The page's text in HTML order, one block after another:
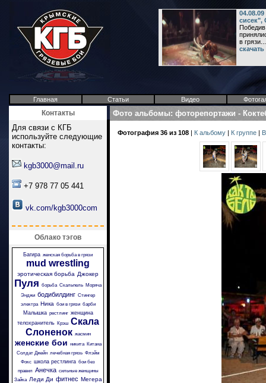
сисек",
Победив
в грязи...
Главная Статьи Видео
Контакты
Для связи с КГБ
используйте следующие
контакты:
kgb3000@mail.ru
+7 978 77 05 441
vk.com/kgb3000com
Облако тэгов
Багира женская борьба в грязи
mud wrestling
эротическая борьба Джокер
Пуля борьба Скальпель Моряча
Энджи бодибилдинг Стингер
электра Ника бои в грязи барби
Малышка рестлинг женщина
телохранитель
Крэш Скала
Слоненок жасмин
женские бои никита
Китана
Солдат Джейн лечебная грязь Флэйм
Фокс школа рестлинга бои без
правил Анечка сильные женщины
Зайка
Леди Ди фитнес Мегера
Фото альбомы: фоторепортажи -
Фотография 36 из 108 | К альбому | К группе |